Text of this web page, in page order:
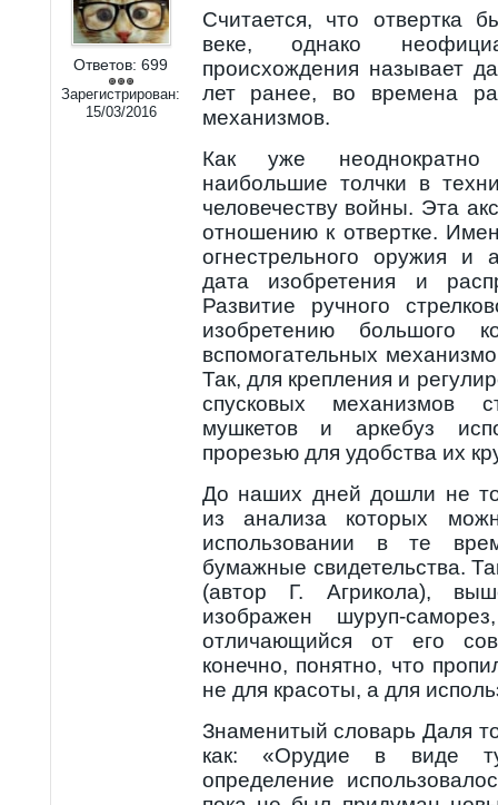
Ответов: 699
Зарегистрирован:
15/03/2016
Считается, что отвертка
веке, однако
происхождения называет
лет ранее, во времена
механизмов.
Как уже неоднократно
наибольшие толчки в
человечеству войны. Эта
отношению к отвертке.
огнестрельного оружия и
дата изобретения и
Развитие ручного
изобретению большого
вспомогательных
Так, для крепления и
спусковых механизмов
мушкетов и аркебуз
прорезью для удобства их
До наших дней дошли не
из анализа которых
использовании в те
бумажные свидетельства.
(автор Г. Агрикола),
изображен шуруп-
отличающийся от его
конечно, понятно, что
не для красоты, а для
Знаменитый словарь Даля
как: «Орудие в виде
определение